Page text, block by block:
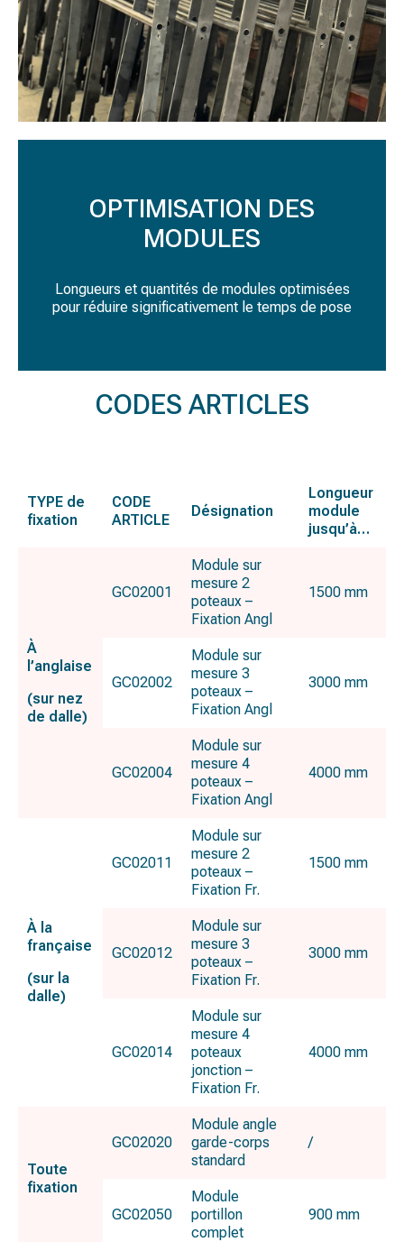
OPTIMISATION DES
MODULES
Longueurs et quantités de modules optimisées
pour réduire significativement le temps de pose
CODES ARTICLES
TYPE de
fixation
CODE
ARTICLE
Désignation
Longueur
module
jusqu’à…
À
l’anglaise
(sur nez
de dalle)
GC02001
Module sur
mesure 2
poteaux –
Fixation Angl
1500 mm
GC02002
Module sur
mesure 3
poteaux –
Fixation Angl
3000 mm
GC02004
Module sur
mesure 4
poteaux –
Fixation Angl
4000 mm
À la
française
(sur la
dalle)
GC02011
Module sur
mesure 2
poteaux –
Fixation Fr.
1500 mm
GC02012
Module sur
mesure 3
poteaux –
Fixation Fr.
3000 mm
GC02014
Module sur
mesure 4
poteaux
jonction –
Fixation Fr.
4000 mm
Toute
fixation
GC02020
Module angle
garde-corps
standard
/
GC02050
Module
portillon
complet
900 mm